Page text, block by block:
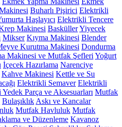
Buharlı Pişirici Elektrikli
Haşlayıcı Elektrikli Tencere
Makinesi BasküllerYiyecek
Mikser Kıyma Makinesi Blender
Kurutma Makinesi Dondurma
Makinesi ve Mutfak Şefleri Yoğurt
İçecek Hazırlama Narenciye
Kahve Makinesi Kettle ve Su
Elektrikli Semaver Elektrikli
Parça ve Aksesuarları Mutfak
Bulaşıklık Askı ve Kancalar
Mutfak Havluluk Mutfak
ve Düzenleme Kavanoz